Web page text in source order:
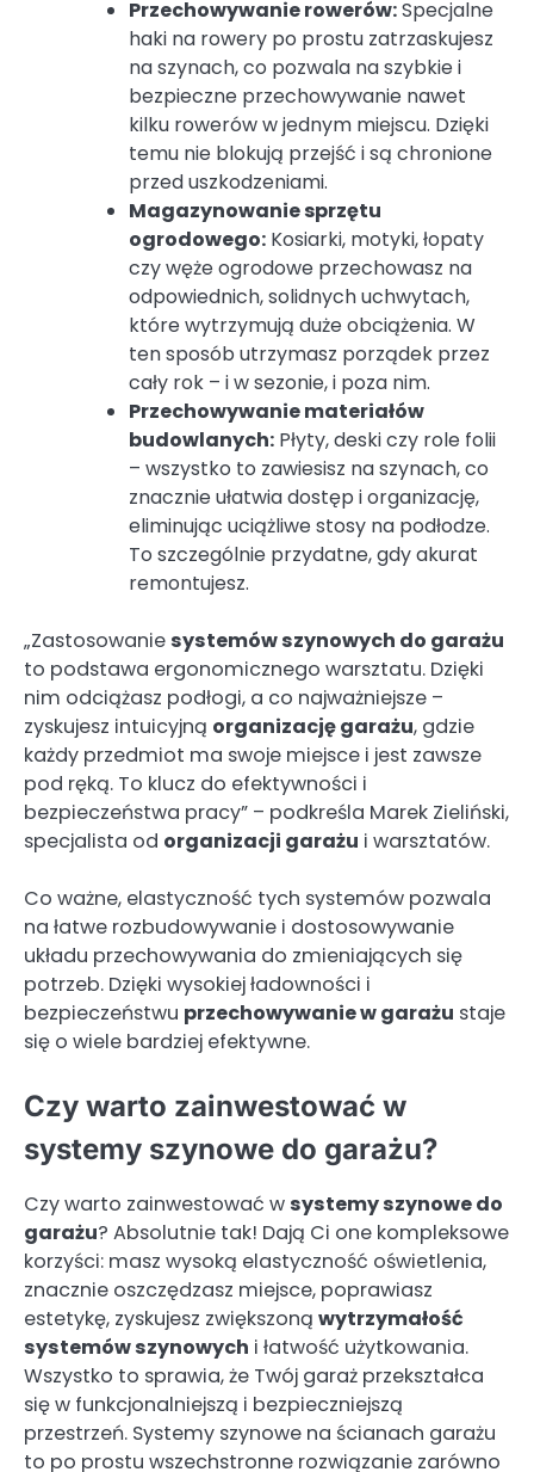
Przechowywanie rowerów:Specjalne
haki na rowery po prostu zatrzaskujesz
na szynach, co pozwala na szybkie i
bezpieczne przechowywanie nawet
kilku rowerów w jednym miejscu. Dzięki
temu nie blokują przejść i są chronione
przed uszkodzeniami.
Magazynowanie sprzętu
ogrodowego: Kosiarki, motyki, łopaty
czy węże ogrodowe przechowasz na
odpowiednich, solidnych uchwytach,
które wytrzymują duże obciążenia. W
ten sposób utrzymasz porządek przez
cały rok – i w sezonie, i poza nim.
Przechowywanie materiałów
budowlanych: Płyty, deski czy role folii
– wszystko to zawiesisz na szynach, co
znacznie ułatwia dostęp i organizację,
eliminując uciążliwe stosy na podłodze.
To szczególnie przydatne, gdy akurat
remontujesz.
„Zastosowanie systemów szynowych do garażu
to podstawa ergonomicznego warsztatu. Dzięki
nim odciążasz podłogi, a co najważniejsze –
zyskujesz intuicyjną organizację garażu, gdzie
każdy przedmiot ma swoje miejsce i jest zawsze
pod ręką. To klucz do efektywności i
bezpieczeństwa pracy” – podkreśla Marek Zieliński,
specjalista od organizacji garażu i warsztatów.
Co ważne, elastyczność tych systemów pozwala
na łatwe rozbudowywanie i dostosowywanie
układu przechowywania do zmieniających się
potrzeb. Dzięki wysokiej ładowności i
bezpieczeństwu przechowywanie w garażu staje
się o wiele bardziej efektywne.
Czy warto zainwestować w
systemy szynowe do garażu?
Czy warto zainwestować w systemy szynowe do
garażu? Absolutnie tak! Dają Ci one kompleksowe
korzyści: masz wysoką elastyczność oświetlenia,
znacznie oszczędzasz miejsce, poprawiasz
estetykę, zyskujesz zwiększoną wytrzymałość
systemów szynowych i łatwość użytkowania.
Wszystko to sprawia, że Twój garaż przekształca
się w funkcjonalniejszą i bezpieczniejszą
przestrzeń. Systemy szynowe na ścianach garażu
to po prostu wszechstronne rozwiązanie zarówno